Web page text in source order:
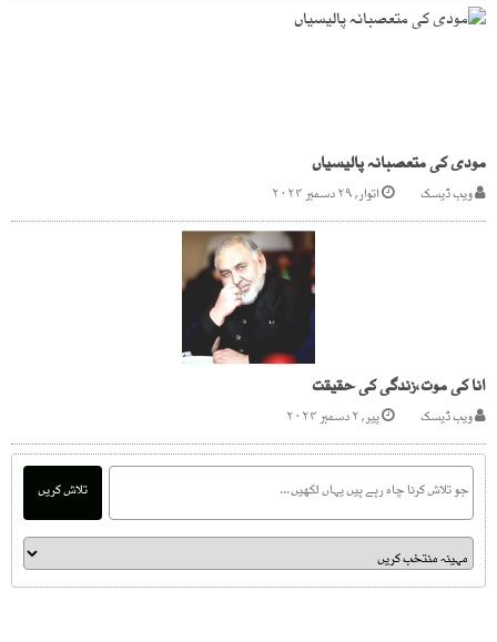
مودی کی متعصبانہ پالیسیاں
ویب ڈیسک اتوار, ۲۹ دسمبر ۲۰۲۴
انا کی موت،زندگی کی حقیقت
ویب ڈیسک پیر, ۲ دسمبر ۲۰۲۴
تلاش کریں